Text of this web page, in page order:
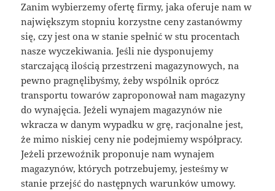
Zanim wybierzemy ofertę firmy, jaka oferuje nam w
największym stopniu korzystne ceny zastanówmy
się, czy jest ona w stanie spełnić w stu procentach
nasze wyczekiwania. Jeśli nie dysponujemy
starczającą ilością przestrzeni magazynowych, na
pewno pragnęlibyśmy, żeby wspólnik oprócz
transportu towarów zaproponował nam magazyny
do wynajęcia. Jeżeli wynajem magazynów nie
wkracza w danym wypadku w grę, racjonalne jest,
że mimo niskiej ceny nie podejmiemy współpracy.
Jeżeli przewoźnik proponuje nam wynajem
magazynów, których potrzebujemy, jesteśmy w
stanie przejść do następnych warunków umowy.